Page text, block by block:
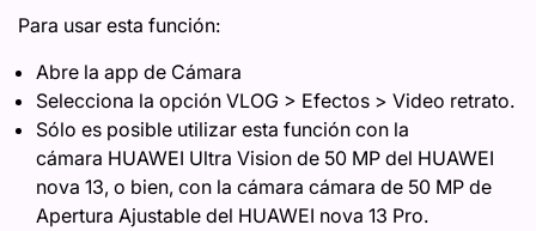
Para usar esta función:
Abre la app de Cámara
Selecciona la opción VLOG > Efectos > Video retrato.
Sólo es posible utilizar esta función con la
cámara HUAWEI Ultra Vision de 50 MP del HUAWEI
nova 13, o bien, con la cámara cámara de 50 MP de
Apertura Ajustable del HUAWEI nova 13 Pro.